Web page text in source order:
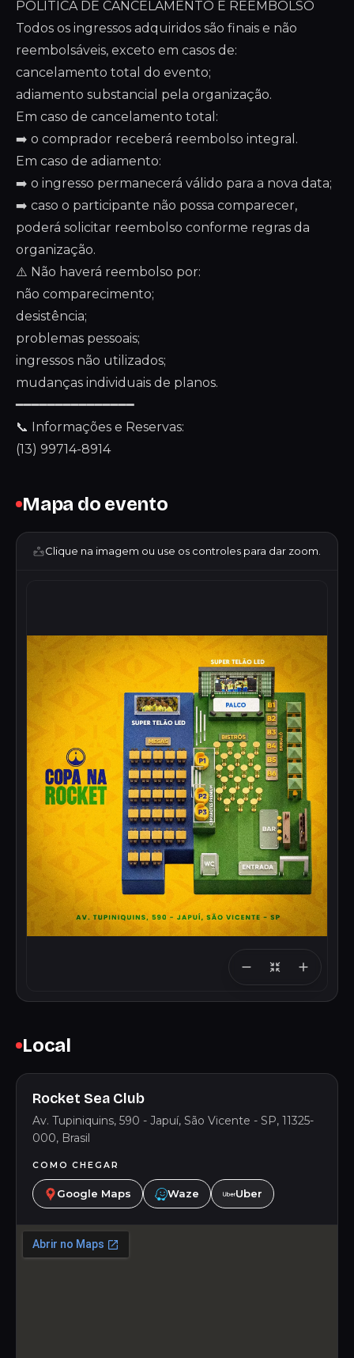
POLÍTICA DE CANCELAMENTO E REEMBOLSO
Todos os ingressos adquiridos são finais e não
reembolsáveis, exceto em casos de:
cancelamento total do evento;
adiamento substancial pela organização.
Em caso de cancelamento total:
➡️ o comprador receberá reembolso integral.
Em caso de adiamento:
➡️ o ingresso permanecerá válido para a nova data;
➡️ caso o participante não possa comparecer,
poderá solicitar reembolso conforme regras da
organização.
⚠️ Não haverá reembolso por:
não comparecimento;
desistência;
problemas pessoais;
ingressos não utilizados;
mudanças individuais de planos.
━━━━━━━━━━━━━━━
📞 Informações e Reservas:
(13) 99714-8914
Mapa do evento
Clique na imagem ou use os controles para dar zoom.
Local
Rocket Sea Club
Av. Tupiniquins, 590 - Japuí, São Vicente - SP, 11325-
000, Brasil
COMO CHEGAR
Google Maps Waze Uber